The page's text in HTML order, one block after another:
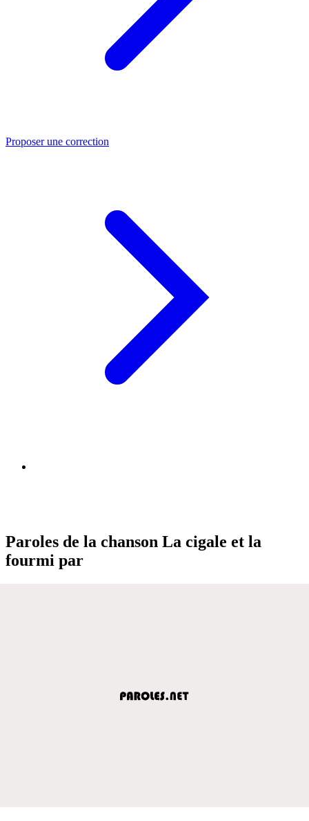
Proposer une correction
Paroles de la chanson La cigale et la
fourmi par